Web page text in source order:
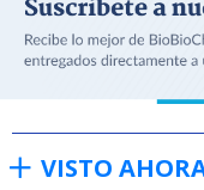
VISTO